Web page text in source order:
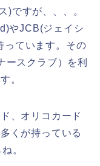
)ですが、、、。
やJCB(ジェイシ
っています。その
スクラブ）を利
。
、オリコカード
くが持っている
。